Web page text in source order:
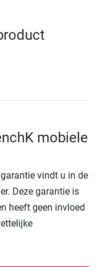
mobiele
vindt u in de
Deze garantie is
heeft geen invloed